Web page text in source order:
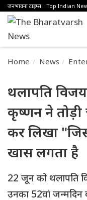
जनभावना टाइम्स Top Indian
Home News
थलापति
कृष्णन ने तोड़ी
कर लिखा
खास लगता है
22 जून को थलापति
उनका 52वां